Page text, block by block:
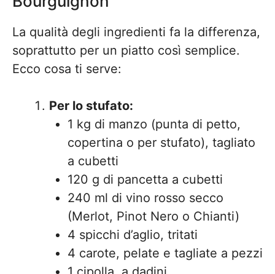
La qualità degli ingredienti fa la differenza,
soprattutto per un piatto così semplice.
Ecco cosa ti serve:
Per lo stufato:
1 kg di manzo (punta di petto,
copertina o per stufato), tagliato
a cubetti
120 g di pancetta a cubetti
240 ml di vino rosso secco
(Merlot, Pinot Nero o Chianti)
4 spicchi d’aglio, tritati
4 carote, pelate e tagliate a pezzi